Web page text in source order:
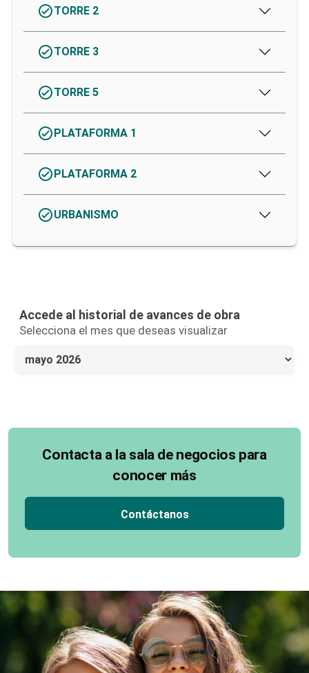
TORRE 2
TORRE 3
TORRE 5
PLATAFORMA 1
PLATAFORMA 2
URBANISMO
Accede al historial de avances de obra
Selecciona el mes que deseas visualizar
Contacta a la sala de negocios para
conocer más
Contáctanos